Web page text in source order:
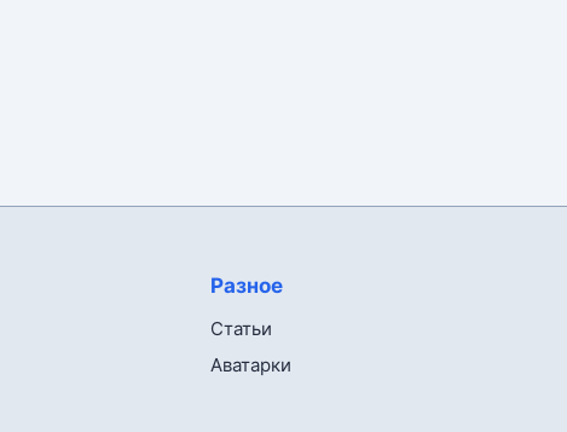
Разное
Статьи
Аватарки